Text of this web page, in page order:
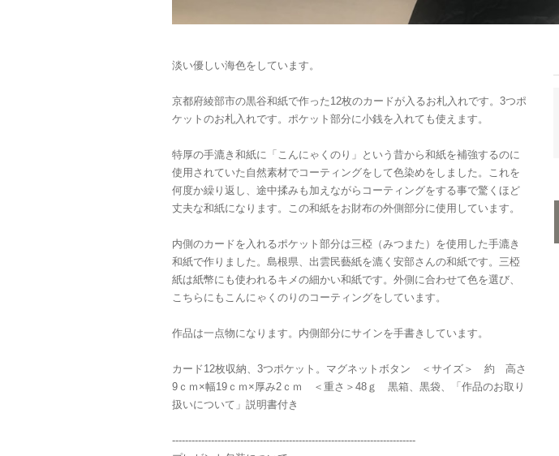
淡い優しい海色をしています。
京都府綾部市の黒谷和紙で作った12枚のカードが入るお札入れです。3つポ
ケットのお札入れです。ポケット部分に小銭を入れても使えます。
特厚の手漉き和紙に「こんにゃくのり」という昔から和紙を補強するのに
使用されていた自然素材でコーティングをして色染めをしました。これを
何度か繰り返し、途中揉みも加えながらコーティングをする事で驚くほど
丈夫な和紙になります。この和紙をお財布の外側部分に使用しています。
内側のカードを入れるポケット部分は三椏（みつまた）を使用した手漉き
和紙で作りました。島根県、出雲民藝紙を漉く安部さんの和紙です。三椏
紙は紙幣にも使われるキメの細かい和紙です。外側に合わせて色を選び、
こちらにもこんにゃくのりのコーティングをしています。
作品は一点物になります。内側部分にサインを手書きしています。
カード12枚収納、3つポケット。マグネットボタン ＜サイズ＞ 約 高さ
9ｃｍ×幅19ｃｍ×厚み2ｃｍ ＜重さ＞48ｇ 黒箱、黒袋、「作品のお取り
扱いについて」説明書付き
---------------------------------------------------------------------------